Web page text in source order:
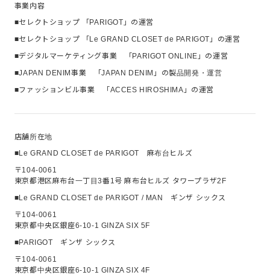
事業内容
■セレクトショップ 「PARIGOT」の運営
■セレクトショップ 「Le GRAND CLOSET de PARIGOT」の運営
■デジタルマーケティング事業 「PARIGOT ONLINE」の運営
■JAPAN DENIM事業 「JAPAN DENIM」の製品開発・運営
■ファッションビル事業 「ACCES HIROSHIMA」の運営
店舗所在地
■Le GRAND CLOSET de PARIGOT 麻布台ヒルズ
〒104-0061
東京都港区麻布台一丁目3番1号 麻布台ヒルズ タワープラザ2F
■Le GRAND CLOSET de PARIGOT / MAN ギンザ シックス
〒104-0061
東京都中央区銀座6-10-1 GINZA SIX 5F
■PARIGOT ギンザ シックス
〒104-0061
東京都中央区銀座6-10-1 GINZA SIX 4F